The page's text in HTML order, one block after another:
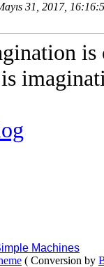
31, 2017,
is
Machines
( Conversion by